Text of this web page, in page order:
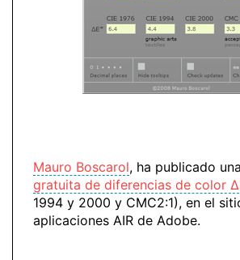
Mauro Boscarol, ha publicado una
gratuita de diferencias de color
1994 y 2000 y CMC2:1), en el
aplicaciones AIR de Adobe.